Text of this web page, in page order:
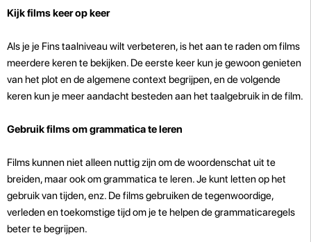
Kijk films keer op keer
Als je je Fins taalniveau wilt verbeteren, is het aan te raden om films
meerdere keren te bekijken. De eerste keer kun je gewoon genieten
van het plot en de algemene context begrijpen, en de volgende
keren kun je meer aandacht besteden aan het taalgebruik in de film.
Gebruik films om grammatica te leren
Films kunnen niet alleen nuttig zijn om de woordenschat uit te
breiden, maar ook om grammatica te leren. Je kunt letten op het
gebruik van tijden, enz. De films gebruiken de tegenwoordige,
verleden en toekomstige tijd om je te helpen de grammaticaregels
beter te begrijpen.